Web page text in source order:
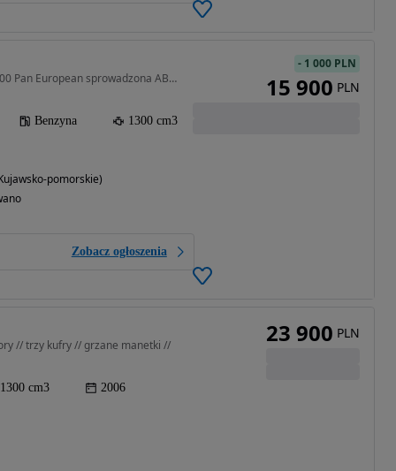
1300 cm3 • Honda ST 1300 Pan European sprowadzona ABS kufry 50 tys km
Benzyna 1300 cm3
pomorskie)
Zobacz ogłoszenia
- 1 000 PLN
15 900 PLN
// trzy kufry // grzane manetki //
1300 cm3 2006
23 900 PLN